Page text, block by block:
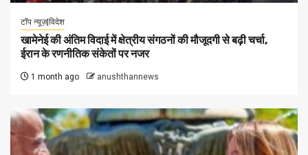
टॉप न्यूज़|विदेश
खामेनेई की अंतिम विदाई में क्षेत्रीय संगठनों की मौजूदगी से बढ़ी चर्चा,
ईरान के रणनीतिक संकेतों पर नजर
1 month ago anushthannews